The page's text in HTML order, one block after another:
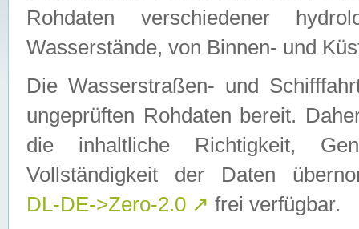
Rohdaten verschiedener
Wasserstände, von Binnen- und
Die Wasserstraßen- und
ungeprüften Rohdaten bereit.
die inhaltliche Richtigkeit,
Vollständigkeit der Daten
DL-DE->Zero-2.0 ↗ frei verfügbar.